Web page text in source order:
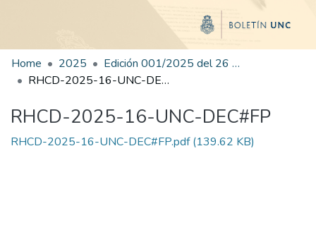
Home 2025
Edición 001/2025 del 26 de mayo de 2025
RHCD-2025-16-UNC-DEC#FP
RHCD-2025-16-UNC-DEC#FP
RHCD-2025-16-UNC-DEC#FP.pdf(139.62 KB)